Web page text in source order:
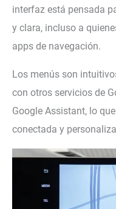
interfaz está pensada
y clara, incluso a
apps de navegación.
Los menús son
con otros servicios de
Google Assistant, lo
conectada y